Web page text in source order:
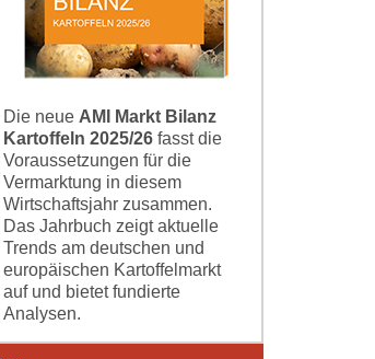
Die neue AMI Markt Bilanz
Kartoffeln 2025/26 fasst die
Voraussetzungen für die
Vermarktung in diesem
Wirtschaftsjahr zusammen.
Das Jahrbuch zeigt aktuelle
Trends am deutschen und
europäischen Kartoffelmarkt
auf und bietet fundierte
Analysen.